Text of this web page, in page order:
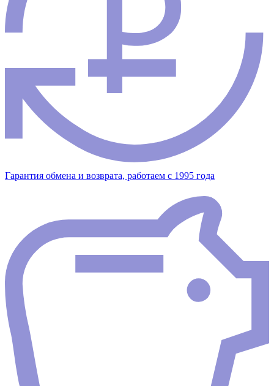
Гарантия обмена и возврата, работаем с 1995 года